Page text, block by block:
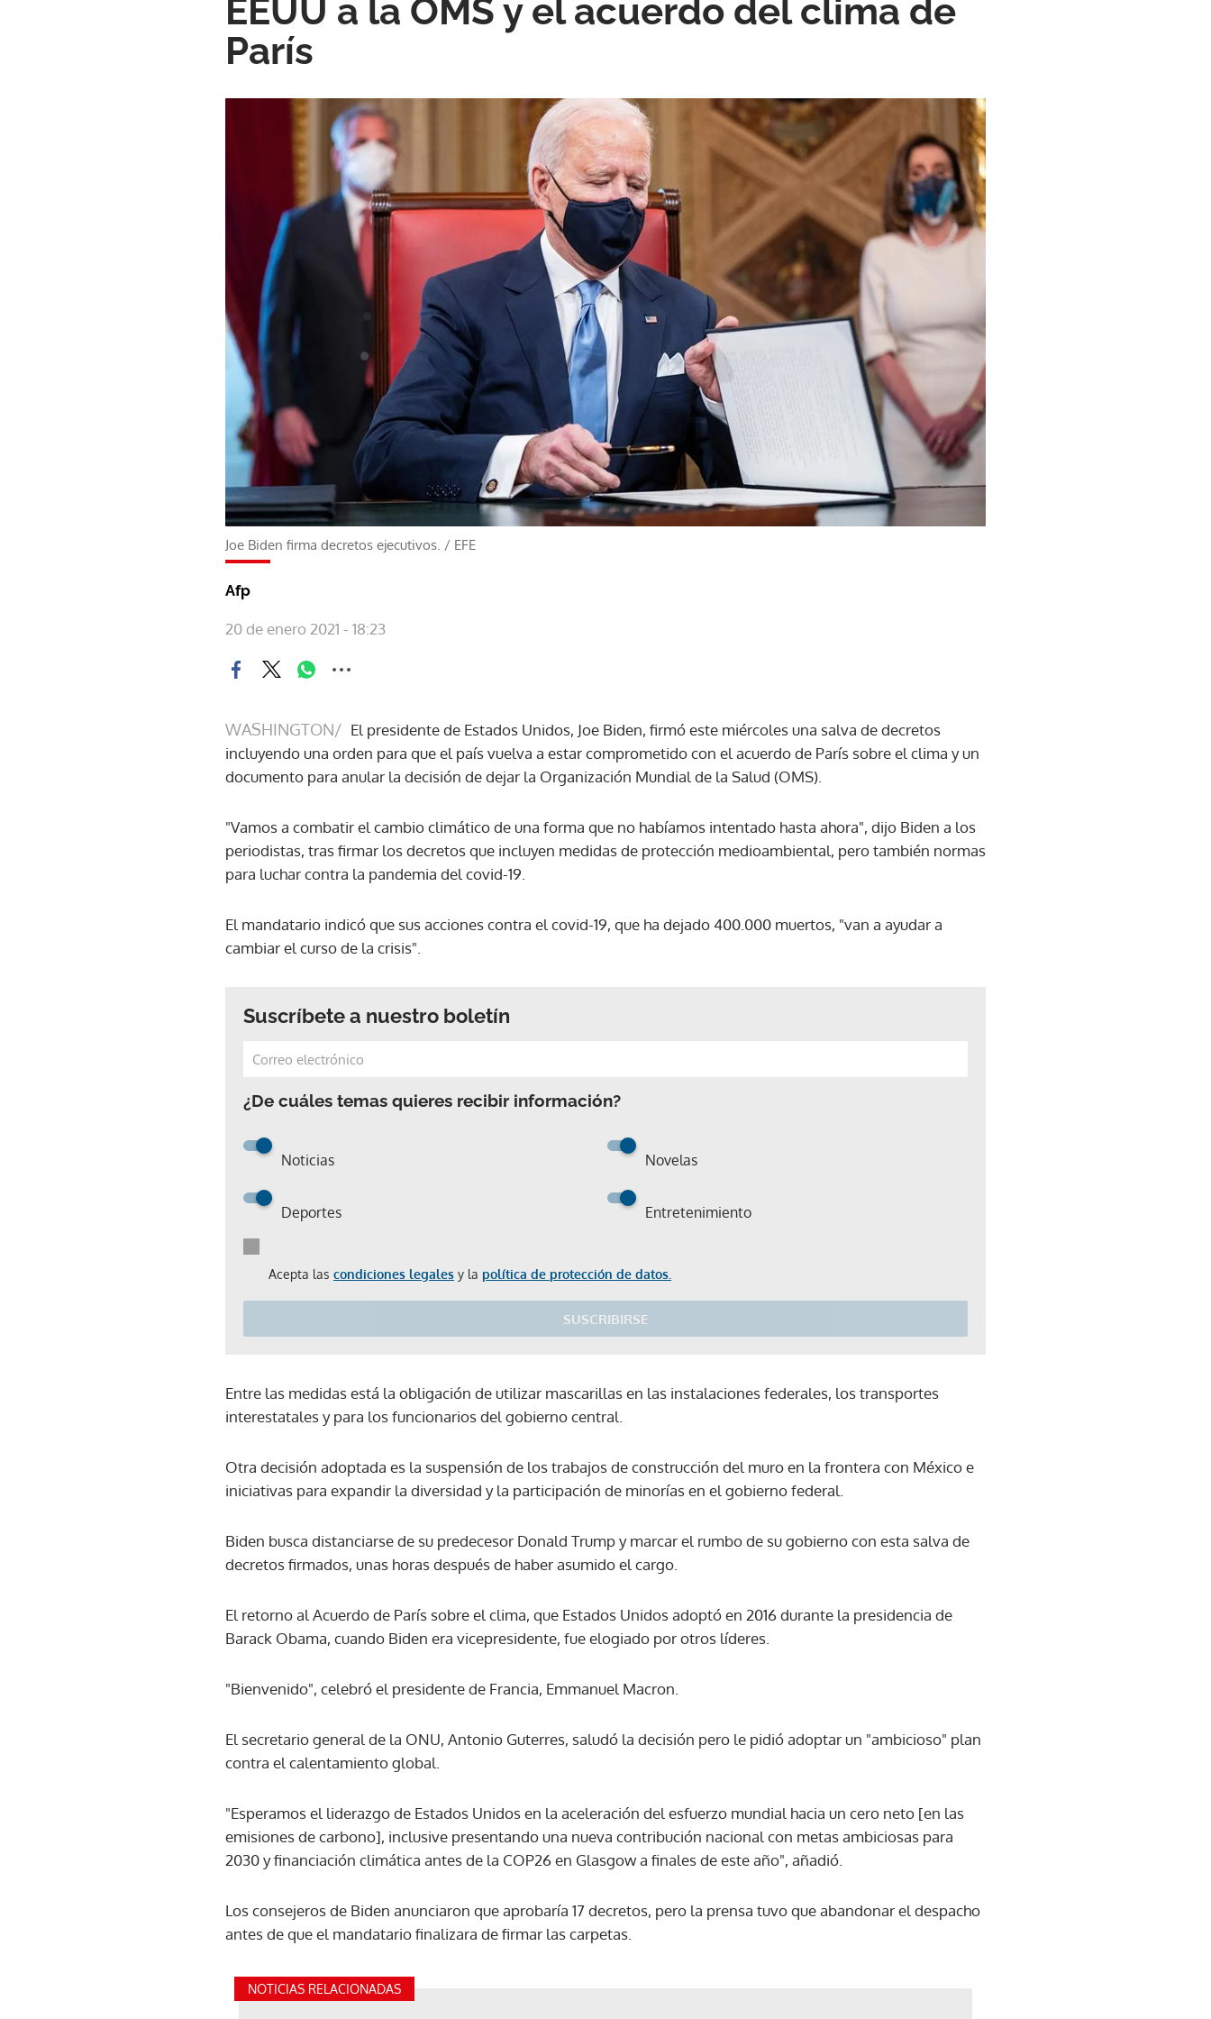
EEUU a la OMS y el acuerdo del clima de
París
Joe Biden firma decretos ejecutivos. / EFE
Afp
20 de enero 2021 - 18:23
WASHINGTON/ El presidente de Estados Unidos, Joe Biden, firmó este miércoles una salva de decretos
incluyendo una orden para que el país vuelva a estar comprometido con el acuerdo de París sobre el clima y un
documento para anular la decisión de dejar la Organización Mundial de la Salud (OMS).
"Vamos a combatir el cambio climático de una forma que no habíamos intentado hasta ahora", dijo Biden a los
periodistas, tras firmar los decretos que incluyen medidas de protección medioambiental, pero también normas
para luchar contra la pandemia del covid-19.
El mandatario indicó que sus acciones contra el covid-19, que ha dejado 400.000 muertos, "van a ayudar a
cambiar el curso de la crisis".
Suscríbete a nuestro boletín
¿De cuáles temas quieres recibir información?
Noticias Novelas
Deportes Entretenimiento
Acepta las condiciones legales y la política de protección de datos.
SUSCRIBIRSE
Gracias por suscribirte a nuestro boletín.
Entre las medidas está la obligación de utilizar mascarillas en las instalaciones federales, los transportes
interestatales y para los funcionarios del gobierno central.
Otra decisión adoptada es la suspensión de los trabajos de construcción del muro en la frontera con México e
iniciativas para expandir la diversidad y la participación de minorías en el gobierno federal.
Biden busca distanciarse de su predecesor Donald Trump y marcar el rumbo de su gobierno con esta salva de
decretos firmados, unas horas después de haber asumido el cargo.
El retorno al Acuerdo de París sobre el clima, que Estados Unidos adoptó en 2016 durante la presidencia de
Barack Obama, cuando Biden era vicepresidente, fue elogiado por otros líderes.
"Bienvenido", celebró el presidente de Francia, Emmanuel Macron.
El secretario general de la ONU, Antonio Guterres, saludó la decisión pero le pidió adoptar un "ambicioso" plan
contra el calentamiento global.
"Esperamos el liderazgo de Estados Unidos en la aceleración del esfuerzo mundial hacia un cero neto [en las
emisiones de carbono], inclusive presentando una nueva contribución nacional con metas ambiciosas para
2030 y financiación climática antes de la COP26 en Glasgow a finales de este año", añadió.
Los consejeros de Biden anunciaron que aprobaría 17 decretos, pero la prensa tuvo que abandonar el despacho
antes de que el mandatario finalizara de firmar las carpetas.
NOTICIAS RELACIONADAS